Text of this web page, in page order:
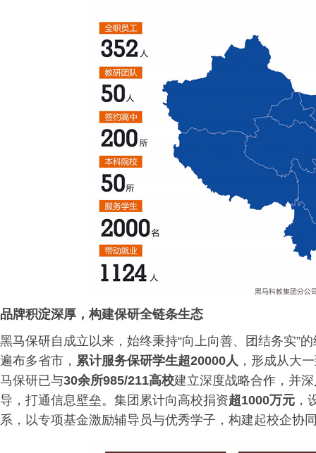
品牌积淀深厚，构建保研全链条生态
黑马保研自成立以来，始终秉持“向上向善、团结务实”
遍布多省市， 累计服务保研学生超20000人 ，形成从大
马保研已与30余所985/211高校建立深度战略合作，并
导，打通信息壁垒。集团累计向高校捐资超1000万元 ，
系，以专项基金激励辅导员与优秀学子，构建起校企协